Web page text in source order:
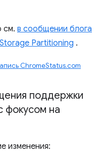
см. в сообщении блога
Partitioning .
ChromeStatus.com
поддержки
фокусом на
изменения: